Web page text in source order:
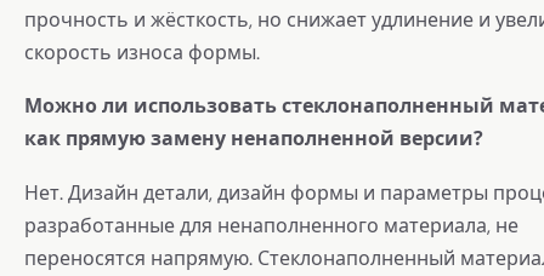
прочность и жёсткость, но снижает удлинение и
скорость износа формы.
Можно ли использовать стеклонаполненный
как прямую замену ненаполненной версии?
Нет. Дизайн детали, дизайн формы и параметры
разработанные для ненаполненного материала, не
переносятся напрямую. Стеклонаполненный